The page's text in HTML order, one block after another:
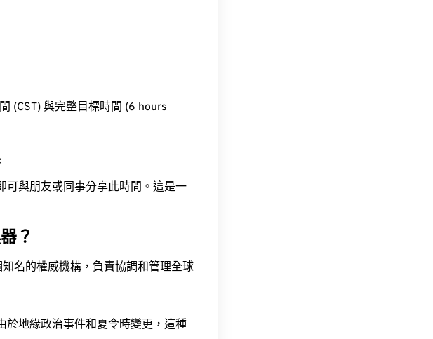
(CST) 與完整目標時間 (6 hours
可與朋友或同事分享此時間。這是一
？
名的權威機構，負責協調和管理全球
於地緣政治事件和夏令時變更，這種